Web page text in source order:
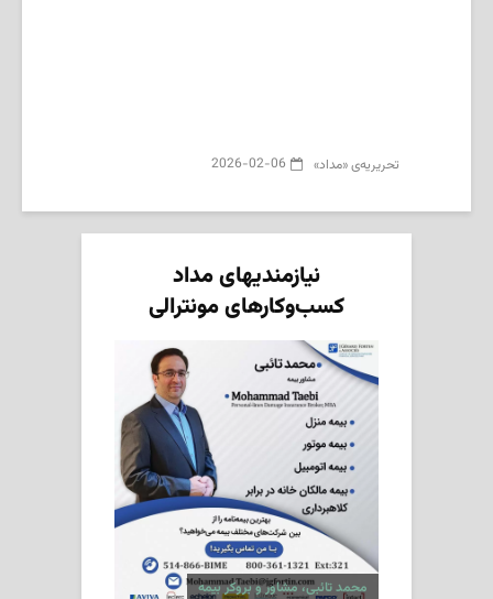
تحریریه‌ی «مداد» 2026-02-06
نیازمندیهای مداد
کسب‌وکارهای مونترالی
محمد تائبی، مشاور و بروکر بیمه